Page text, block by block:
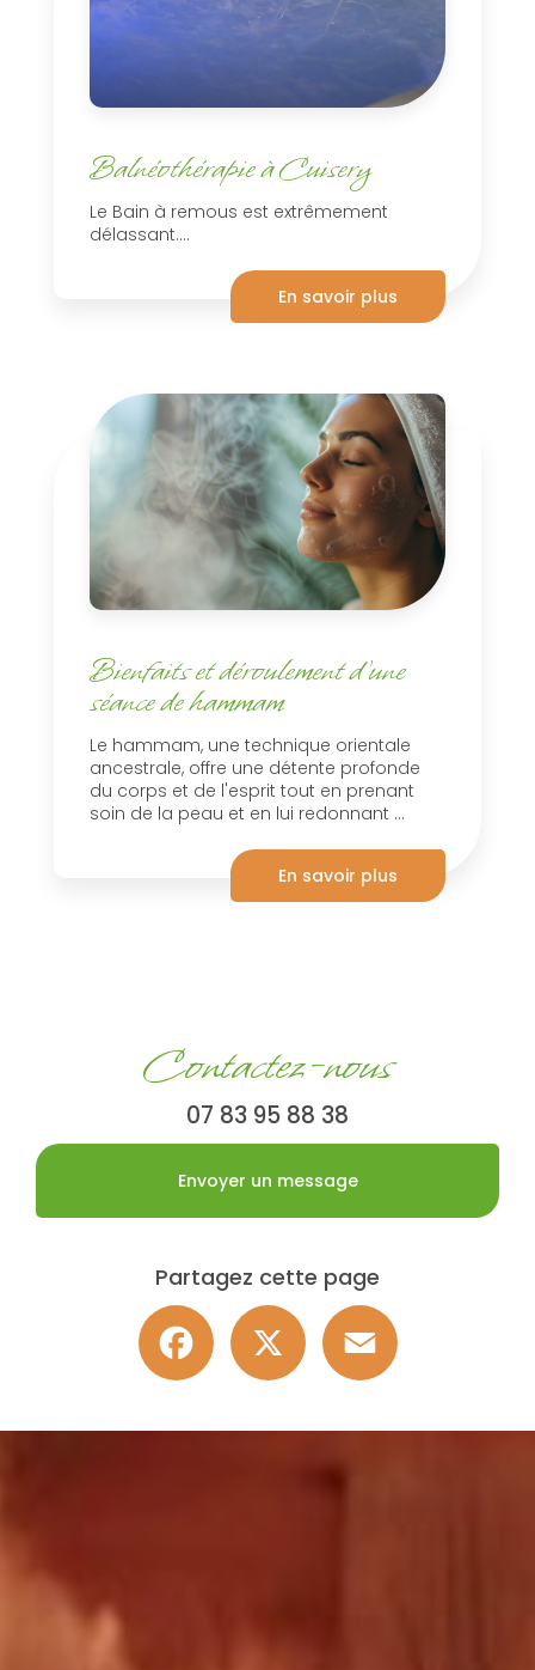
Balnéothérapie à Cuisery
Le Bain à remous est extrêmement
délassant....
En savoir plus
Bienfaits et déroulement d’une
séance de hammam
Le hammam, une technique orientale
ancestrale, offre une détente profonde
du corps et de l'esprit tout en prenant
soin de la peau et en lui redonnant ...
En savoir plus
Contactez-nous
07 83 95 88 38
Envoyer un message
Partagez cette page
Facebook